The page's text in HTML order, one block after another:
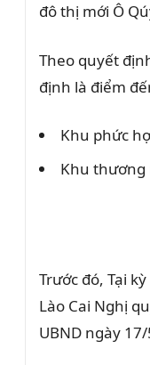
đô thị mới Ô
Theo quyết
định là điểm
Khu phức
Khu thương
Trước đó, Tại
Lào Cai Nghị
UBND ngày